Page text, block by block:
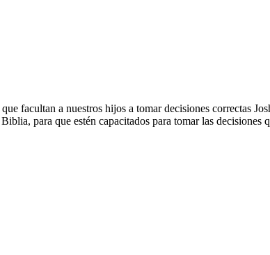
facultan a nuestros hijos a tomar decisiones correctas
para que estén capacitados para tomar las